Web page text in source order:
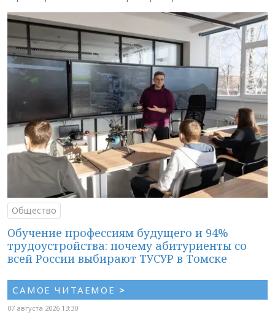
Общество
Обучение профессиям будущего и 94%
трудоустройства: почему абитуриенты со
всей России выбирают ТУСУР в Томске
САМОЕ ЧИТАЕМОЕ >
07 августа 2026 13:30